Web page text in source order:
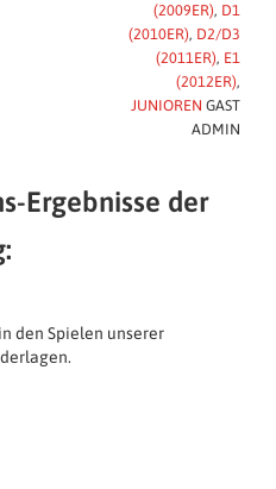
(2009ER), D1
(2010ER), D2/D3
(2011ER), E1
(2012ER),
JUNIOREN GAST
ADMIN
Ergebnisse der
den Spielen unserer